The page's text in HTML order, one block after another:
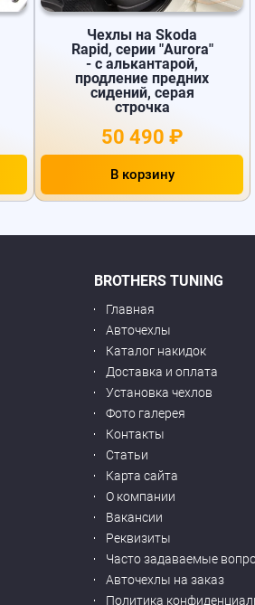
Чехлы на Skoda
Rapid, серии "Aurora"
- с алькантарой,
продление предних
сидений, серая
строчка
50 490 ₽
В корзину
BROTHERS TUNING
Главная
Авточехлы
Каталог накидок
Доставка и оплата
Установка чехлов
Фото галерея
Контакты
Статьи
Карта сайта
О компании
Вакансии
Реквизиты
Часто задаваемые
Авточехлы на заказ
Политика